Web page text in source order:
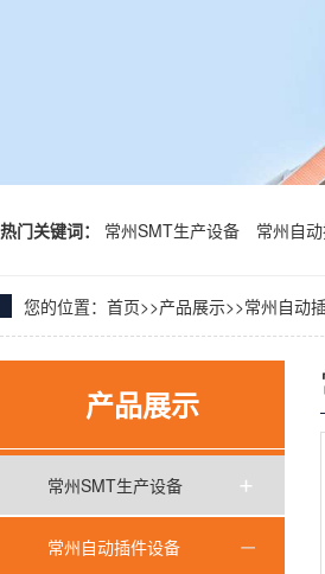
热门关键词： 常州SMT生产设备 常州自
您的位置： 首页>>产品展示>>常州自动
产品展示
常州SMT生产设备
常州自动插件设备